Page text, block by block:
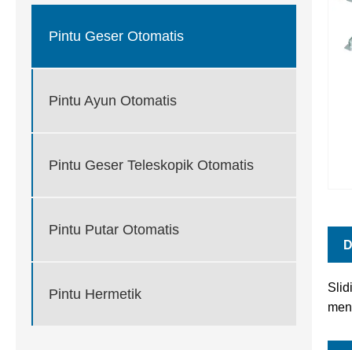
Pintu Geser Otomatis
Pintu Ayun Otomatis
Pintu Geser Teleskopik Otomatis
Pintu Putar Otomatis
Pintu Hermetik